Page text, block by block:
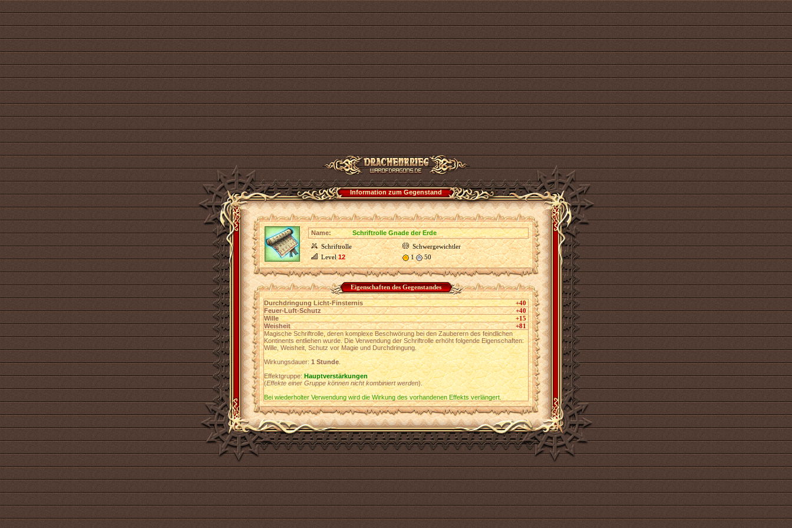
Information zum Gegenstand
Name:
Schriftrolle Gnade der Erde
Schriftrolle
Schwergewichtler
Level12 1 50
Eigenschaften des Gegenstandes
Durchdringung Licht-Finsternis
+40
Feuer-Luft-Schutz
+40
Wille
+15
Weisheit
+81
Magische Schriftrolle, deren komplexe Beschwörung bei den Zauberern des feindlichen
Kontinents entliehen wurde. Die Verwendung der Schriftrolle erhöht folgende Eigenschaften:
Wille, Weisheit, Schutz vor Magie und Durchdringung.
Wirkungsdauer:1 Stunde.
Effektgruppe:Hauptverstärkungen
(Effekte einer Gruppe können nicht kombiniert werden).
Bei wiederholter Verwendung wird die Wirkung des vorhandenen Effekts verlängert.